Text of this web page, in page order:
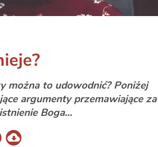
można to udowodnić? Poniżej
argumenty przemawiające za
Boga…